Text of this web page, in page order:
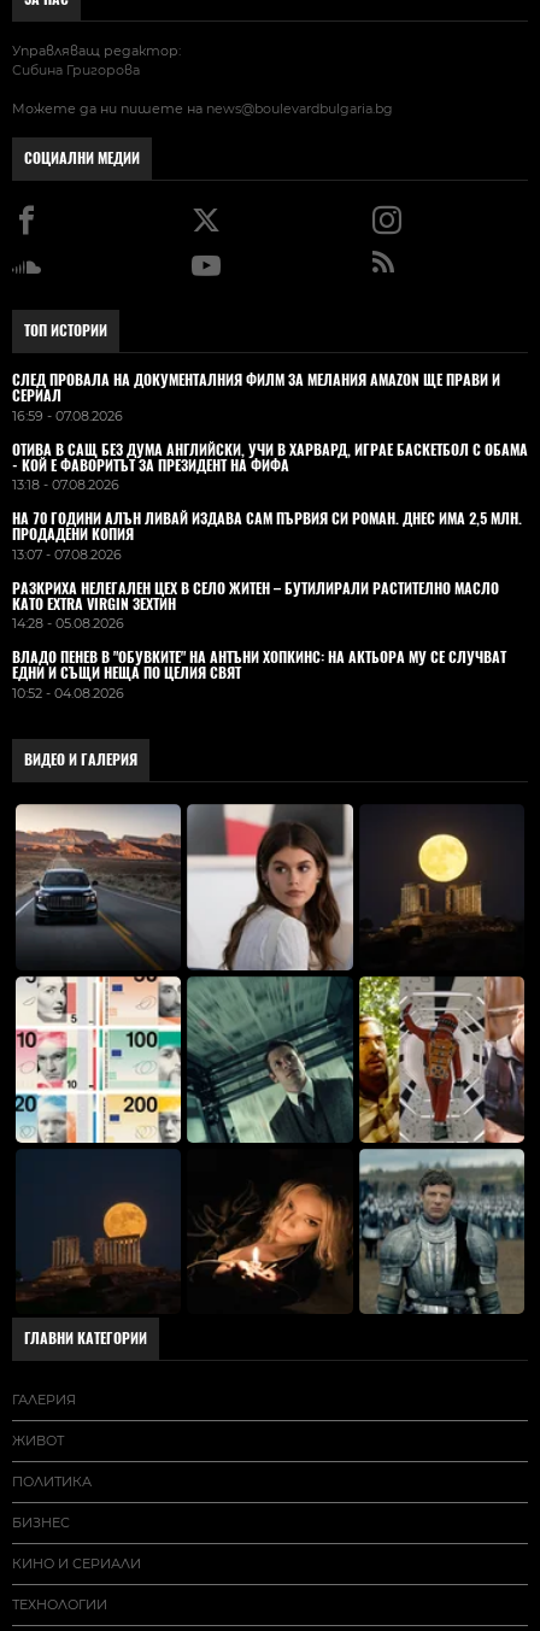
Управляващ редактор:
Сибина Григорова
Можете да ни пишете на news@boulevardbulgaria.bg
СОЦИАЛНИ МЕДИИ
ТОП ИСТОРИИ
СЛЕД ПРОВАЛА НА ДОКУМЕНТАЛНИЯ ФИЛМ ЗА МЕЛАНИЯ AMAZON ЩЕ ПРАВИ И
СЕРИАЛ
16:59 - 07.08.2026
ОТИВА В САЩ БЕЗ ДУМА АНГЛИЙСКИ, УЧИ В ХАРВАРД, ИГРАЕ БАСКЕТБОЛ С ОБАМА
- КОЙ Е ФАВОРИТЪТ ЗА ПРЕЗИДЕНТ НА ФИФА
13:18 - 07.08.2026
НА 70 ГОДИНИ АЛЪН ЛИВАЙ ИЗДАВА САМ ПЪРВИЯ СИ РОМАН. ДНЕС ИМА 2,5 МЛН.
ПРОДАДЕНИ КОПИЯ
13:07 - 07.08.2026
РАЗКРИХА НЕЛЕГАЛЕН ЦЕХ В СЕЛО ЖИТЕН – БУТИЛИРАЛИ РАСТИТЕЛНО МАСЛО
КАТО EXTRA VIRGIN ЗЕХТИН
14:28 - 05.08.2026
ВЛАДO ПЕНЕВ В "ОБУВКИТЕ" НА АНТЪНИ ХОПКИНС: НА АКТЬОРА МУ СЕ СЛУЧВАТ
ЕДНИ И СЪЩИ НЕЩА ПО ЦЕЛИЯ СВЯТ
10:52 - 04.08.2026
ВИДЕО И ГАЛЕРИЯ
ГЛАВНИ КАТЕГОРИИ
ГАЛЕРИЯ
ЖИВОТ
ПОЛИТИКА
БИЗНЕС
КИНО И СЕРИАЛИ
ТЕХНОЛОГИИ